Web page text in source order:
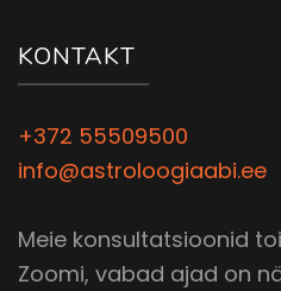
KONTAKT
+372 55509500
info@astroloogiaabi.ee
Meie konsultatsioonid
Zoomi, vabad ajad on